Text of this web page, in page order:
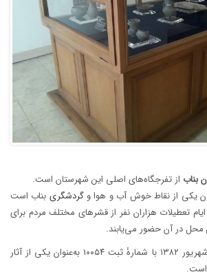
بناب از تفرجگاه‌های اصلی این شهرستان است.
یکی از نقاط خوش آب و هوا وگردشگری بناب است
تعطیلات هزاران نفر از قشرهای مختلف مردم برای
محل در آن حضور می‌یابند.
این منطقه در تاریخ ۲۳ شهریور ۱۳۸۲ با شمارهٔ ثبت ۱۰۰۵۴ به‌عنوان یکی از آثار
است.